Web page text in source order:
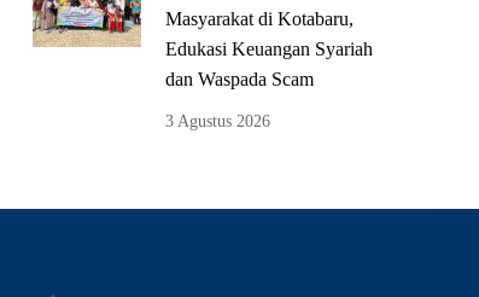
Masyarakat di Kotabaru,
Edukasi Keuangan Syariah
dan Waspada Scam
3 Agustus 2026